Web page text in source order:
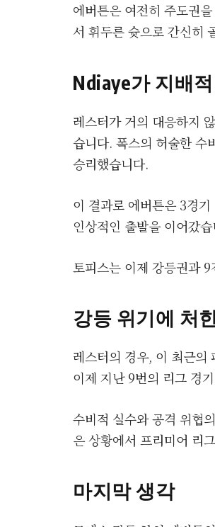
에버튼은 여전히 주도권
서 휘두른 슛으로 간신히
Ndiaye가 지배
레스터가 거의 대응하지
습니다. 폭스의 허술한 수
승리했습니다.
이 결과로 에버튼은 3경
인상적인 출발을 이어갔
토피스는 이제 강등권과
강등 위기에 처
레스터의 경우, 이 최근의
이제 지난 9번의 리그 경
수비적 실수와 공격 위협
은 상황에서 프리미어 리
마지막 생각